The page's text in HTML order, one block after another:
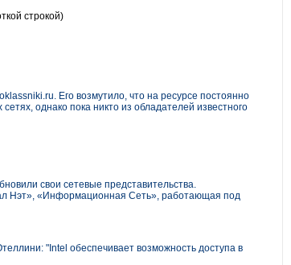
строкой)
Его возмутило, что на ресурсе постоянно
однако пока никто из обладателей известного
свои сетевые представительства.
Нэт», «Информационная Сеть», работающая под
"Intel обеспечивает возможность доступа в